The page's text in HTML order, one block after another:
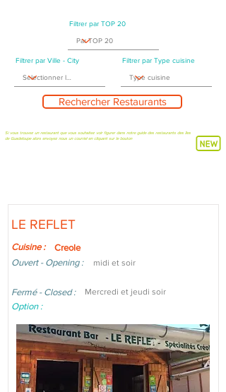
Filtrer par TOP 20
Filtrer par Ville - City Filtrer par Type cuisine
Rechercher Restaurants
Si vous trouvez un restaurant que vous souhaitez voir figurer dans notre guide des restaurants des îles
de Guadeloupe alors envoyez nous un courriel en cliquant sur le bouton
LE REFLET
Cuisine :
Creole
Ouvert - Opening :
midi et soir
Fermé - Closed : Mercredi et jeudi soir
Option :